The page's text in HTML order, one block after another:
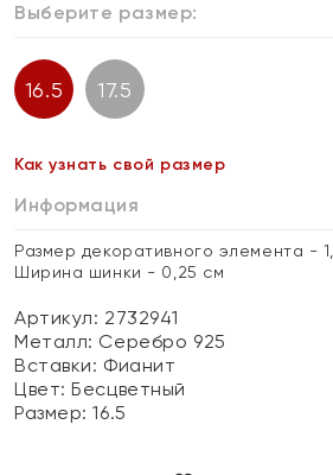
Выберите размер:
16.5 17.5
Как узнать свой размер
Информация
Размер декоративного элемента -
Ширина шинки - 0,25 см
Артикул: 2732941
Металл: Серебро 925
Вставки: Фианит
Цвет:Бесцветный
Размер:16.5